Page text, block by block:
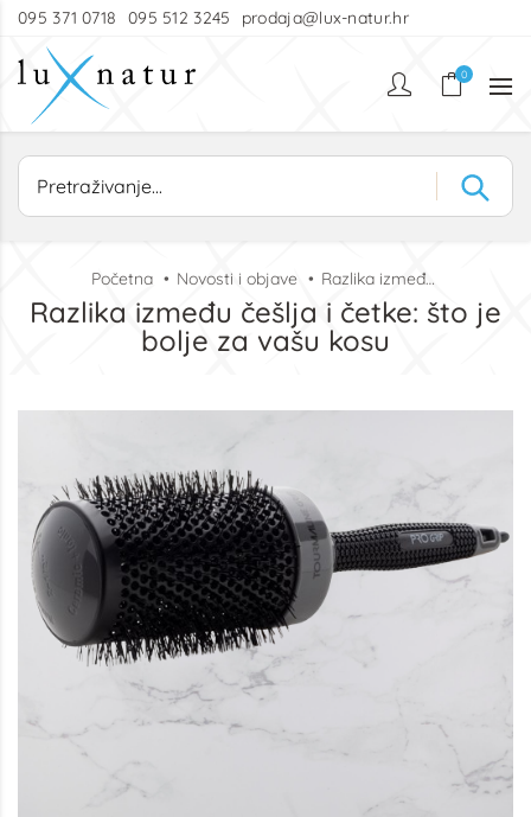
095 371 0718 095 512 3245 prodaja@lux-natur.hr
0
Početna Novosti i objave Razlika između češlja i četke: što je bolje za vašu kosu
Razlika između češlja i četke: što je
bolje za vašu kosu